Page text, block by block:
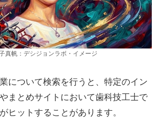
真帆：デシジョンラボ・イメージ
について検索を行うと、特定のイン
まとめサイトにおいて歯科技工士で
ヒットすることがあります。